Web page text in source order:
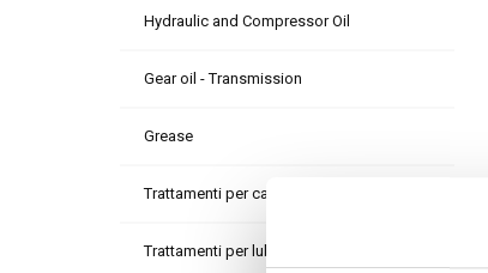
Hydraulic and Compressor Oil
Gear oil - Transmission
Grease
Trattamenti per carburanti
Trattamenti per lubrificanti